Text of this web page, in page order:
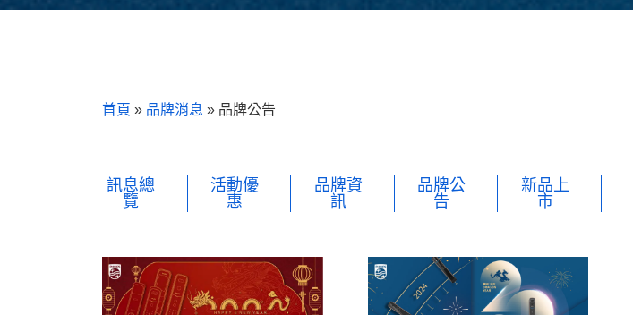
首頁 » 品牌消息 » 品牌公告
訊息總
覽
活動優
惠
品牌資
訊
品牌公
告
新品上
市